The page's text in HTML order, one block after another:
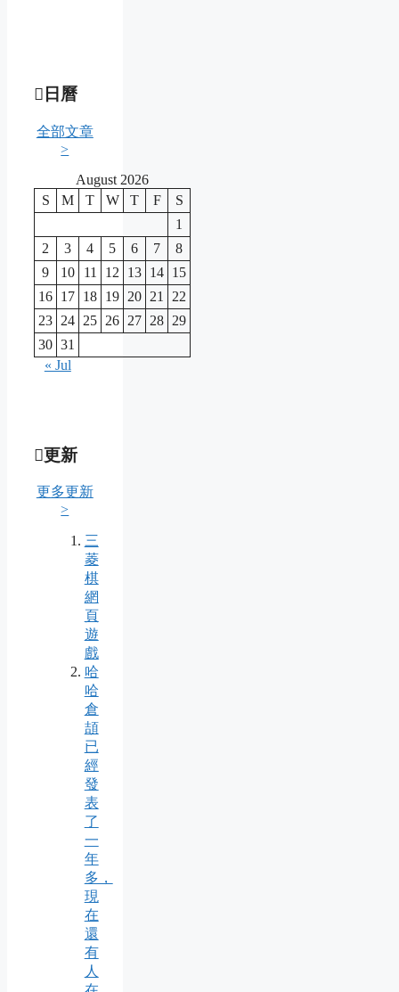
日曆
全部文章
>
August 2026
S
M T W T F
S
1
2
3 4 5 6 7
8
9
10 11 12 13 14 15
16 17 18 19 20 21
22
23 24 25 26 27 28 29
30 31
« Jul
更新
更多更新
>
三
菱
棋
網
頁
遊
戲
哈
哈
倉
頡
已
經
發
表
了
一
年
多，
現
在
還
有
人